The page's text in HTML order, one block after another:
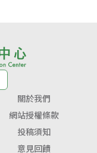
關於我們
網站授權條款
投稿須知
意見回饋